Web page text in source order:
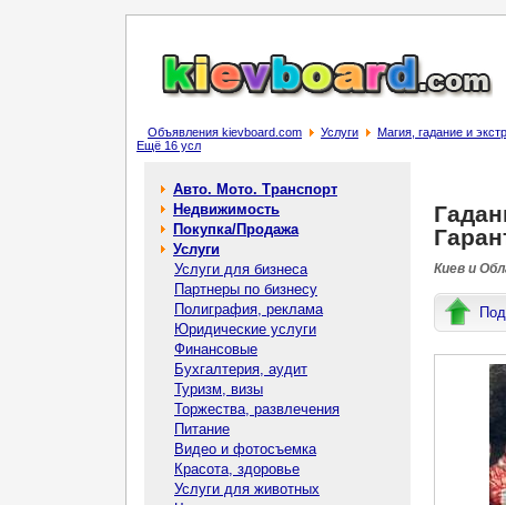
Объявления kievboard.com Услуги Магия, гадание и
Ещё 16 усл
Авто. Мото. Транспорт
Недвижимость
Покупка/Продажа
Услуги
Услуги для бизнеса
Партнеры по бизнесу
Полиграфия, реклама
Юридические услуги
Финансовые
Бухгалтерия, аудит
Туризм, визы
Торжества, развлечения
Питание
Видео и фотосъемка
Красота, здоровье
Услуги для животных
Киев и